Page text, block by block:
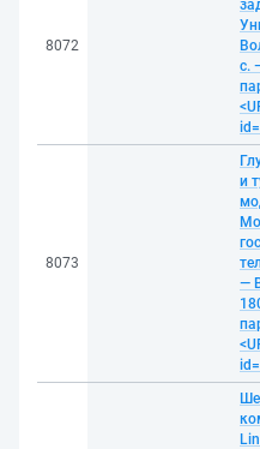
8072
с.
8073
и
—